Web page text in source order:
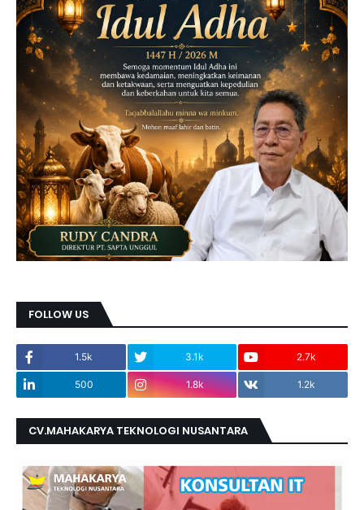
FOLLOW US
1.5k 3.1k 2.7k
500 1.8k 1.2k
CV.MAHAKARYA TEKNOLOGI NUSANTARA